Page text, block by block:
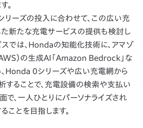
。
ーズの投入に合わせて、この広い充
新たな充電サービスの提供も検討し
スでは、Hondaの知能化技術に、アマゾ
）の生成AI「Amazon Bedrock」な
Honda 0シリーズや広い充電網から
することで、充電設備の検索や支払い
で、一人ひとりにパーソナライズされ
ことを目指します。